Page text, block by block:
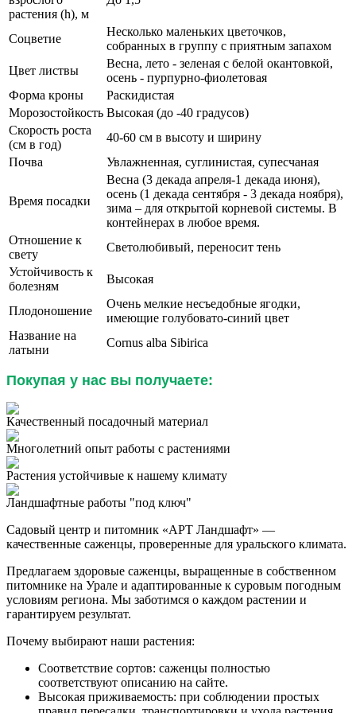
растения (h), м
Соцветие
Несколько маленьких цветочков,
собранных в группу с приятным запахом
Цвет листвы
Весна, лето - зеленая с белой окантовкой,
осень - пурпурно-фиолетовая
Форма кроны
Раскидистая
Морозостойкость Высокая (до -40 градусов)
Скорость роста
(см в год)
40-60 см в высоту и ширину
Почва
Увлажненная, суглинистая, супесчаная
Время посадки
Весна (3 декада апреля-1 декада июня),
осень (1 декада сентября - 3 декада ноября),
зима – для открытой корневой системы. В
контейнерах в любое время.
Отношение к
свету
Светолюбивый, переносит тень
Устойчивость к
болезням
Высокая
Плодоношение
Очень мелкие несъедобные ягодки,
имеющие голубовато-синий цвет
Название на
латыни
Cornus alba Sibirica
Покупая у нас вы получаете:
Качественный посадочный материал
Многолетний опыт работы с растениями
Растения устойчивые к нашему климату
Ландшафтные работы "под ключ"
Садовый центр и питомник «АРТ Ландшафт» —
качественные саженцы, проверенные для уральского климата.
Предлагаем здоровые саженцы, выращенные в собственном
питомнике на Урале и адаптированные к суровым погодным
условиям региона. Мы заботимся о каждом растении и
гарантируем результат.
Почему выбирают наши растения:
Соответствие сортов: саженцы полностью
соответствуют описанию на сайте.
Высокая приживаемость: при соблюдении простых